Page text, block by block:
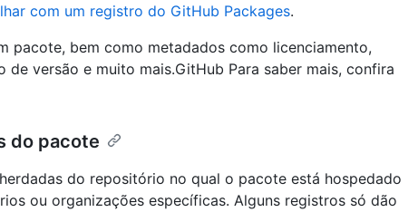
com um registro do GitHub Packages.
pacote, bem como metadados como licenciamento,
versão e muito mais.GitHub Para saber mais, confira
do pacote
do repositório no qual o pacote está hospedado
ou organizações específicas. Alguns registros só dão